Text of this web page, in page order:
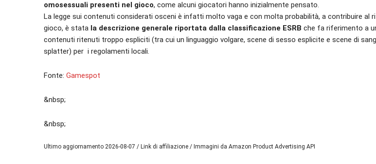
omosessuali presenti nel gioco, come alcuni giocatori hanno inizialmente pensato.
La legge sui contenuti considerati osceni è infatti molto vaga e con molta probabilità, a contribuire al
gioco, è stata la descrizione generale riportata dalla classificazione ESRB che fa riferimento a
contenuti ritenuti troppo espliciti (tra cui un linguaggio volgare, scene di sesso esplicite e scene di
splatter) per i regolamenti locali.
Fonte: Gamespot
&nbsp;
&nbsp;
Ultimo aggiornamento 2026-08-07 / Link di affiliazione / Immagini da Amazon Product Advertising API